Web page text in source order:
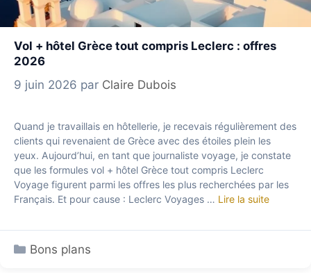
Vol + hôtel Grèce tout compris Leclerc : offres
2026
9 juin 2026 par Claire Dubois
Quand je travaillais en hôtellerie, je recevais régulièrement des
clients qui revenaient de Grèce avec des étoiles plein les
yeux. Aujourd’hui, en tant que journaliste voyage, je constate
que les formules vol + hôtel Grèce tout compris Leclerc
Voyage figurent parmi les offres les plus recherchées par les
Français. Et pour cause : Leclerc Voyages … Lire la suite
Catégories
Bons plans